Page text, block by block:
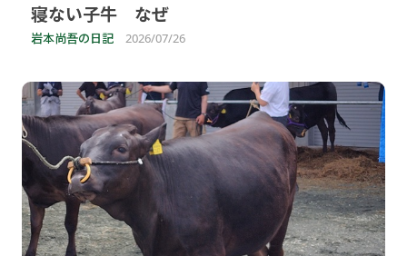
寝ない子牛 なぜ
岩本尚吾の日記 2026/07/26